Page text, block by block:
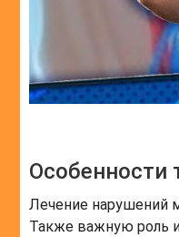
Особенности
Лечение нарушений
Также важную роль